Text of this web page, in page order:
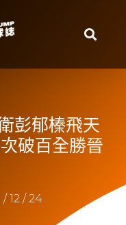
彭郁榛飛天
破百全勝晉
12 / 24